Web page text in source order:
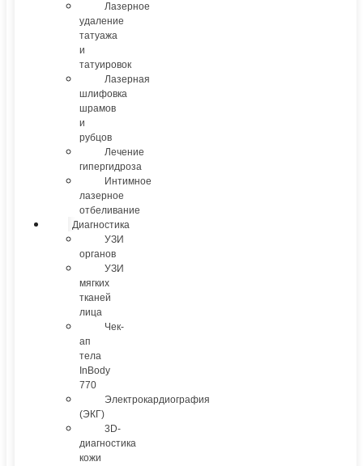
Лазерное
удаление
татуажа
и
татуировок
Лазерная
шлифовка
шрамов
и
рубцов
Лечение
гипергидроза
Интимное
лазерное
отбеливание
Диагностика
УЗИ
органов
УЗИ
мягких
тканей
лица
Чек-
ап
тела
InBody
770
Электрокардиография
(ЭКГ)
3D-
диагностика
кожи